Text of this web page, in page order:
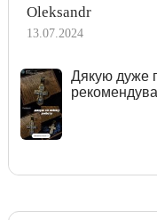
Oleksandr
13.07.2024
Дякую дуже